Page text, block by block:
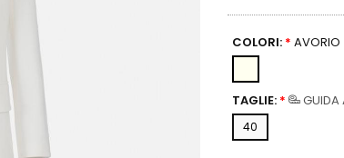
COLORI: * AVORIO
TAGLIE: * GUIDA
40